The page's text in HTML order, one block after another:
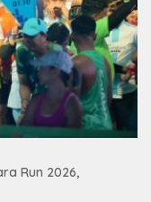
Run 2026,